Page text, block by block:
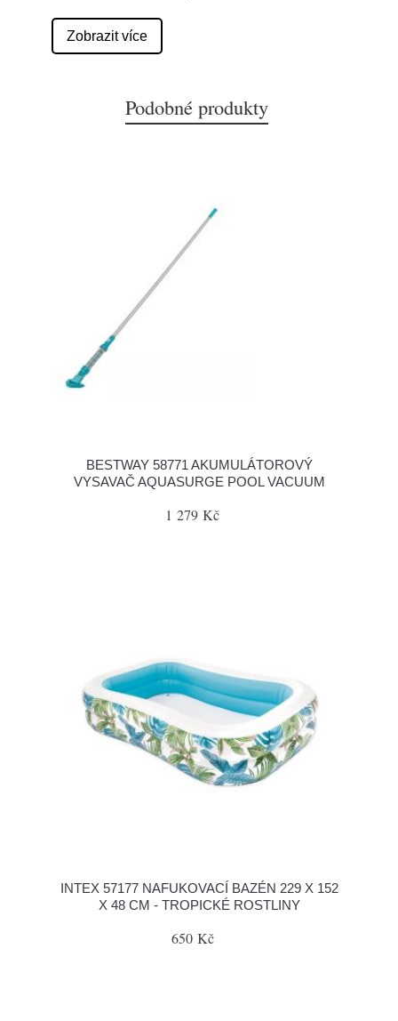
Zobrazit více
Podobné produkty
BESTWAY 58771 AKUMULÁTOROVÝ
VYSAVAČ AQUASURGE POOL VACUUM
1 279 Kč
INTEX 57177 NAFUKOVACÍ BAZÉN 229 X 152
X 48 CM - TROPICKÉ ROSTLINY
650 Kč